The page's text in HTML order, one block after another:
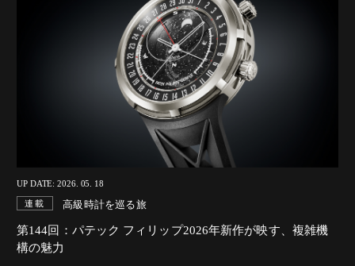
UP DATE: 2026. 05. 18
連載 高級時計を巡る旅
第144回：パテック フィリップ2026年新作が映す、複雑機
構の魅力